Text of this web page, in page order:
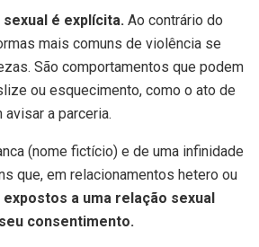
é explícita. Ao contrário do
mais comuns de violência se
São comportamentos que podem
ou esquecimento, como o ato de
a parceria.
(nome fictício) e de uma infinidade
que, em relacionamentos hetero ou
expostos a uma relação sexual
consentimento.